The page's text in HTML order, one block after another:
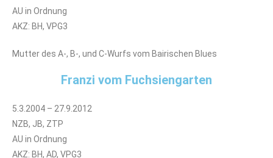
AU in Ordnung
AKZ: BH, VPG3
Mutter des A-, B-, und C-Wurfs vom Bairischen Blues
Franzi vom Fuchsiengarten
5.3.2004 – 27.9.2012
NZB, JB, ZTP
AU in Ordnung
AKZ: BH, AD, VPG3